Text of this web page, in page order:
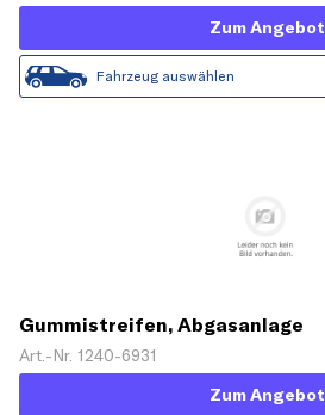
Zum Angebot
Fahrzeug auswählen
Gummistreifen, Abgasanlage
Art.-Nr. 1240-6931
Zum Angebot